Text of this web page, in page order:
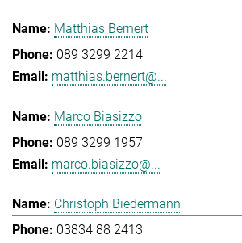
Matthias Bernert
089 3299 2214
matthias.bernert@...
Marco Biasizzo
089 3299 1957
marco.biasizzo@...
Christoph Biedermann
03834 88 2413